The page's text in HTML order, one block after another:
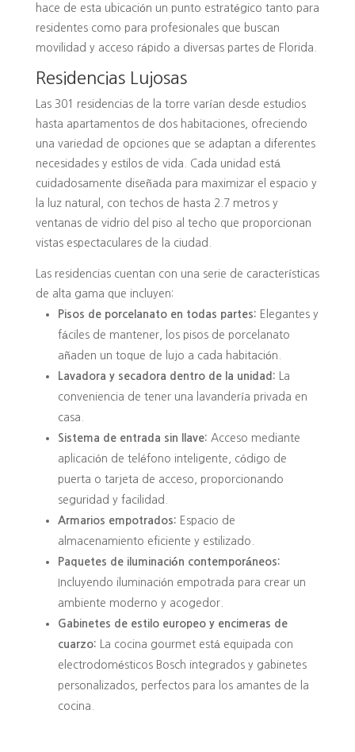
hace de esta ubicación un punto estratégico tanto para
residentes como para profesionales que buscan
movilidad y acceso rápido a diversas partes de Florida.
Residencias Lujosas
Las 301 residencias de la torre varían desde estudios
hasta apartamentos de dos habitaciones, ofreciendo
una variedad de opciones que se adaptan a diferentes
necesidades y estilos de vida. Cada unidad está
cuidadosamente diseñada para maximizar el espacio y
la luz natural, con techos de hasta 2.7 metros y
ventanas de vidrio del piso al techo que proporcionan
vistas espectaculares de la ciudad.
Las residencias cuentan con una serie de características
de alta gama que incluyen:
Pisos de porcelanato en todas partes: Elegantes y
fáciles de mantener, los pisos de porcelanato
añaden un toque de lujo a cada habitación.
Lavadora y secadora dentro de la unidad: La
conveniencia de tener una lavandería privada en
casa.
Sistema de entrada sin llave: Acceso mediante
aplicación de teléfono inteligente, código de
puerta o tarjeta de acceso, proporcionando
seguridad y facilidad.
Armarios empotrados: Espacio de
almacenamiento eficiente y estilizado.
Paquetes de iluminación contemporáneos:
Incluyendo iluminación empotrada para crear un
ambiente moderno y acogedor.
Gabinetes de estilo europeo y encimeras de
cuarzo: La cocina gourmet está equipada con
electrodomésticos Bosch integrados y gabinetes
personalizados, perfectos para los amantes de la
cocina.